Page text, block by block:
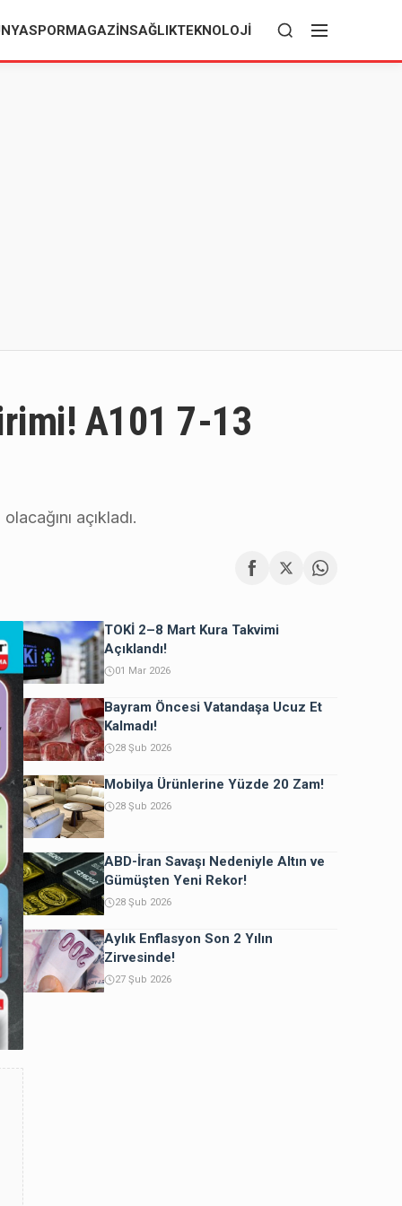
SPORMAGAZINSAĞLIKTEKNOLOJI
A101 7-13
açıkladı.
TOKİ 2–8 Mart Kura Takvimi
Açıklandı!
01 Mar 2026
Bayram Öncesi Vatandaşa Ucuz Et
Kalmadı!
28 Şub 2026
Mobilya Ürünlerine Yüzde 20 Zam!
28 Şub 2026
ABD-İran Savaşı Nedeniyle Altın ve
Gümüşten Yeni Rekor!
28 Şub 2026
Aylık Enflasyon Son 2 Yılın
Zirvesinde!
27 Şub 2026